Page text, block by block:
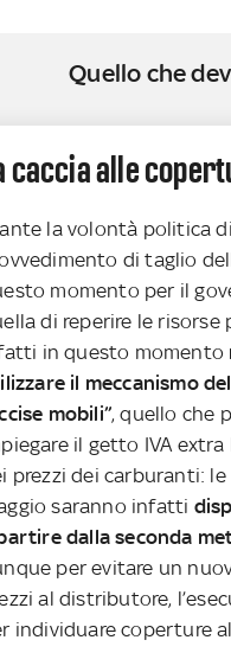
Quello che
caccia alle
la volontà politica
di taglio
momento per il
di reperire le risorse
in questo momento
il meccanismo
mobili”, quello che
il getto IVA
prezzi dei carburanti:
saranno infatti
dalla seconda
per evitare un
al distributore,
individuare coperture